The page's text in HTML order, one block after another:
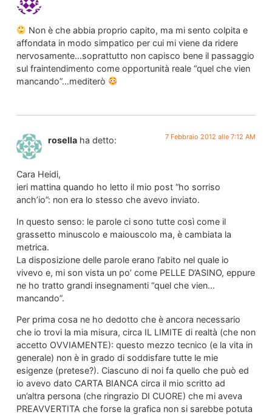
Non è che abbia proprio capito, ma mi sento colpita e
affondata in modo simpatico per cui mi viene da ridere
nervosamente…soprattutto non capisco bene il passaggio
sul fraintendimento come opportunità reale “quel che vien
mancando”…mediterò
rosella ha detto: 7 Febbraio 2012 alle 7:12 AM
Cara Heidi,
ieri mattina quando ho letto il mio post “ho sorriso
anch’io”: non era lo stesso che avevo inviato.
In questo senso: le parole ci sono tutte così come il
grassetto minuscolo e maiouscolo ma, è cambiata la
metrica.
La disposizione delle parole erano l’abito nel quale io
vivevo e, mi son vista un po’ come PELLE D’ASINO, eppure
ne ho tratto grandi insegnamenti “quel che vien…
mancando”.
Per prima cosa ne ho dedotto che è ancora necessario
che io trovi la mia misura, circa IL LIMITE di realtà (che non
accetto OVVIAMENTE): questo mezzo tecnico (e la vita in
generale) non è in grado di soddisfare tutte le mie
esigenze (pretese?). Ciascuno di noi fa quello che può ed
io avevo dato CARTA BIANCA circa il mio scritto ad
un’altra persona (che ringrazio DI CUORE) che mi aveva
PREAVVERTITA che forse la grafica non si sarebbe potuta